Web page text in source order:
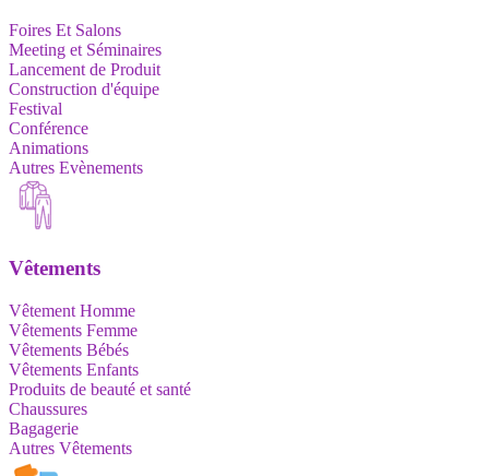
Foires Et Salons
Meeting et Séminaires
Lancement de Produit
Construction d'équipe
Festival
Conférence
Animations
Autres Evènements
Vêtements
Vêtement Homme
Vêtements Femme
Vêtements Bébés
Vêtements Enfants
Produits de beauté et santé
Chaussures
Bagagerie
Autres Vêtements